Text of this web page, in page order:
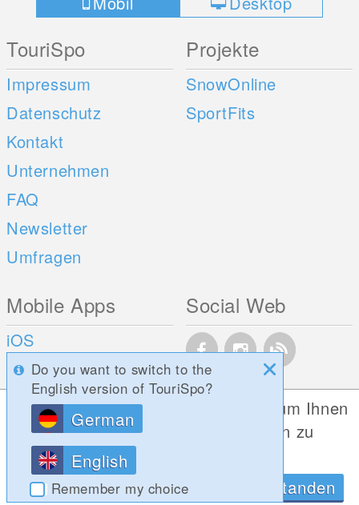
TouriSpo
Impressum
Datenschutz
Kontakt
Unternehmen
FAQ
Newsletter
Umfragen
Projekte
SnowOnline
SportFits
Mobile Apps
iOS
Android
Social Web
Do you want to switch to the
English version of TouriSpo?
German
English
Remember my choice
Diese Website verwendet Cookies, um Ihnen
die bestmögliche Funktionalität bieten zu
können.
Datenschutzrichtlinien
OK, Verstanden